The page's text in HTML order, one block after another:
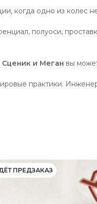
когда одно из колес
полуоси,
и Меган вы
практики.
ПРЕДЗАКАЗ